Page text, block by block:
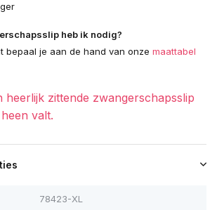
heb ik nodig?
bepaal je aan de hand van onze maattabel
heerlijk zittende zwangerschapsslip
valt.
78423-XL